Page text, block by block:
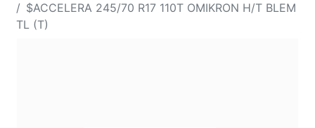
$ACCELERA 245/70 R17 110T OMIKRON H/T BLEM
TL (T)